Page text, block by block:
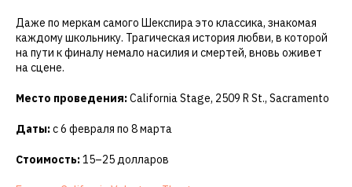
Даже по меркам самого Шекспира это классика, знакомая
каждому школьнику. Трагическая история любви, в которой
на пути к финалу немало насилия и смертей, вновь оживет
на сцене.
Место проведения:California Stage, 2509 R St., Sacramento
Даты:с 6 февраля по 8 марта
Стоимость:15–25 долларов